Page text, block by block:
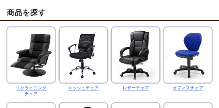
商品を探す
リクライニング
チェア
メッシュチェア レザーチェア オフィスチェア